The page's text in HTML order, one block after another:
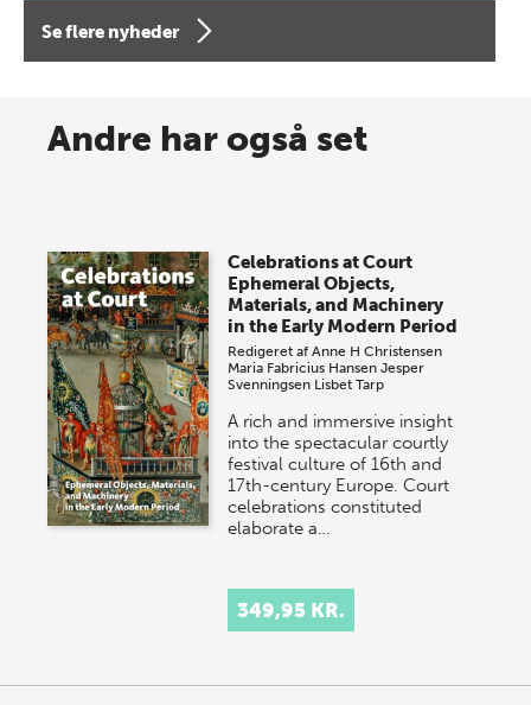
forfatterne bag vores nyes…
Spar op til 70% til sommer-
onsdag den 10. j…
Se flere nyheder
Andre har også set
Celebrations at Court
Ephemeral Objects,
Materials, and Machinery
in the Early Modern Period
Redigeret afAnne H Christensen
Maria Fabricius Hansen Jesper
Svenningsen Lisbet Tarp
A rich and immersive insight
into the spectacular courtly
festival culture of 16th and
17th-century Europe. Court
celebrations constituted
elaborate a…
349,95 KR.